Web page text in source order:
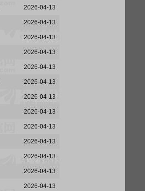
2026-04-13
2026-04-13
2026-04-13
2026-04-13
2026-04-13
2026-04-13
2026-04-13
2026-04-13
2026-04-13
2026-04-13
2026-04-13
2026-04-13
2026-04-13